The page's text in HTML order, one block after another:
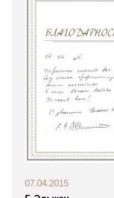
07.04.2015